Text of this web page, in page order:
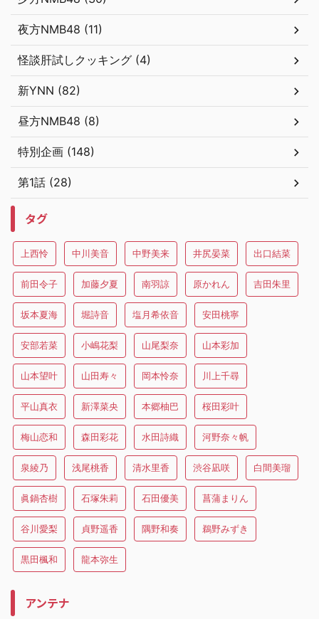
夜方NMB48 (11)
怪談肝試しクッキング (4)
新YNN (82)
昼方NMB48 (8)
特別企画 (148)
第1話 (28)
タグ
上西怜 中川美音 中野美来 井尻晏菜 出口結菜
前田令子 加藤夕夏 南羽諒 原かれん 吉田朱里
坂本夏海 堀詩音 塩月希依音 安田桃寧
安部若菜 小嶋花梨 山尾梨奈 山本彩加
山本望叶 山田寿々 岡本怜奈 川上千尋
平山真衣 新澤菜央 本郷柚巴 桜田彩叶
梅山恋和 森田彩花 水田詩織 河野奈々帆
泉綾乃 浅尾桃香 清水里香 渋谷凪咲 白間美瑠
眞鍋杏樹 石塚朱莉 石田優美 菖蒲まりん
谷川愛梨 貞野遥香 隅野和奏 鵜野みずき
黒田楓和 龍本弥生
アンテナ